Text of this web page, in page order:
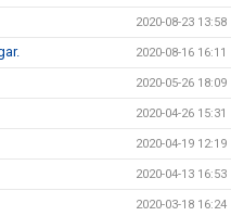
2020-08-23 13:58
2020-08-16 16:11
2020-05-26 18:09
2020-04-26 15:31
2020-04-19 12:19
2020-04-13 16:53
2020-03-18 16:24